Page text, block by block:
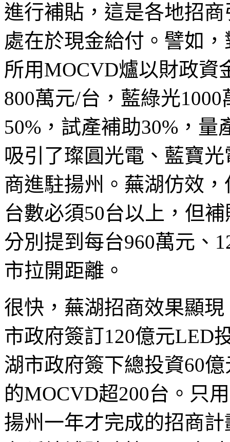
進行補貼，這是各地招
處在於現金給付。譬如
所用MOCVD爐以財政資
800萬元/台，藍綠光
50%，試產補助30%，
吸引了璨圓光電、藍寶
商進駐揚州。蕪湖仿效
台數必須50台以上，但
分別提到每台960萬元、
市拉開距離。
很快，蕪湖招商效果顯
市政府簽訂120億元LED
湖市政府簽下總投資60
的MOCVD超200台。只
揚州一年才完成的招商